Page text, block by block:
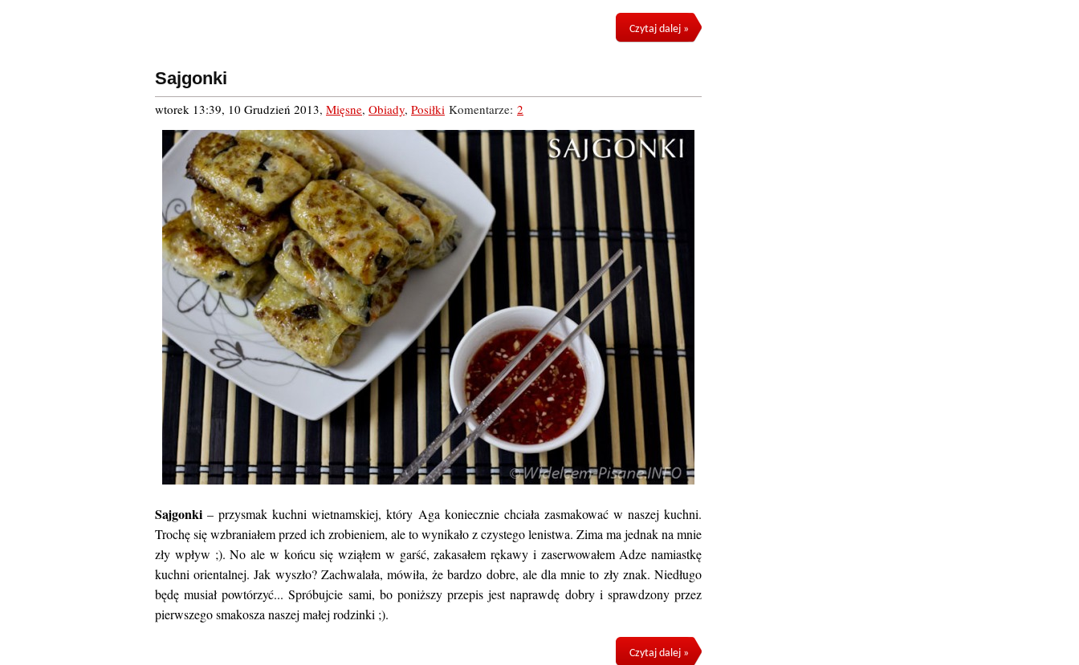
Czytaj dalej »
Sajgonki
wtorek 13:39, 10 Grudzień 2013, Mięsne, Obiady, Posiłki Komentarze: 2
Sajgonki – przysmak kuchni wietnamskiej, który Aga koniecznie chciała zasmakować w naszej kuchni.
Trochę się wzbraniałem przed ich zrobieniem, ale to wynikało z czystego lenistwa. Zima ma jednak na mnie
zły wpływ ;). No ale w końcu się wziąłem w garść, zakasałem rękawy i zaserwowałem Adze namiastkę
kuchni orientalnej. Jak wyszło? Zachwalała, mówiła, że bardzo dobre, ale dla mnie to zły znak. Niedługo
będę musiał powtórzyć... Spróbujcie sami, bo poniższy przepis jest naprawdę dobry i sprawdzony przez
pierwszego smakosza naszej małej rodzinki ;).
Czytaj dalej »